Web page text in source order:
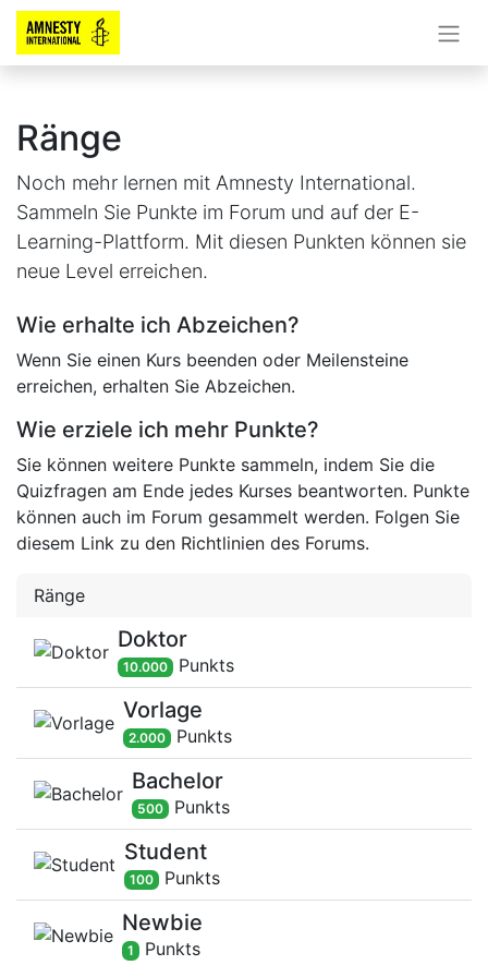
Ränge
Noch mehr lernen mit Amnesty International.
Sammeln Sie Punkte im Forum und auf der E-
Learning-Plattform. Mit diesen Punkten können sie
neue Level erreichen.
Wie erhalte ich Abzeichen?
Wenn Sie einen Kurs beenden oder Meilensteine
erreichen, erhalten Sie Abzeichen.
Wie erziele ich mehr Punkte?
Sie können weitere Punkte sammeln, indem Sie die
Quizfragen am Ende jedes Kurses beantworten. Punkte
können auch im Forum gesammelt werden. Folgen Sie
diesem Link zu den Richtlinien des Forums.
Ränge
Doktor
10.000 Punkts
Vorlage
2.000 Punkts
Bachelor
500 Punkts
Student
100 Punkts
Newbie
1 Punkts